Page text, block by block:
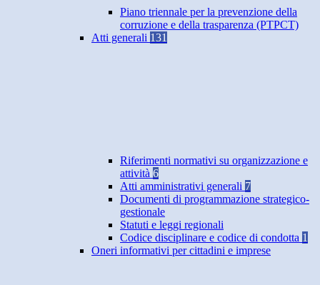
Piano triennale per la prevenzione della
corruzione e della trasparenza (PTPCT)
Atti generali 131
Riferimenti normativi su organizzazione e
attività 6
Atti amministrativi generali 7
Documenti di programmazione strategico-
gestionale
Statuti e leggi regionali
Codice disciplinare e codice di condotta 1
Oneri informativi per cittadini e imprese